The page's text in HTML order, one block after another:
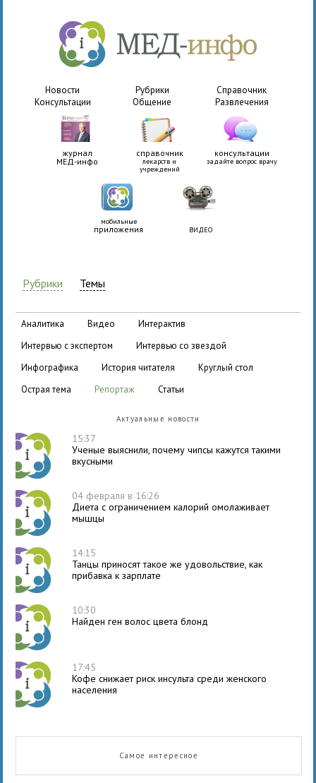
Новости Рубрики
Справочник
Консультации
Общение Развлечения
журнал
МЕД-инфо
справочник
лекарств и
учреждений
консультации
задайте вопрос врачу
мобильные
приложения ВИДЕО
Рубрики Темы
аналитика видео
интерактив
интервью с экспертом
интервью со звездой
инфографика
история читателя
круглый стол
острая тема
репортаж статьи
Актуальные новости
15:37
Ученые выяснили, почему чипсы кажутся такими
вкусными
04 февраля в 16:26
Диета с ограничением калорий омолаживает
мышцы
14:15
Танцы приносят такое же удовольствие, как
прибавка к зарплате
10:30
Найден ген волос цвета блонд
17:45
Кофе снижает риск инсульта среди женского
населения
Самое интересное